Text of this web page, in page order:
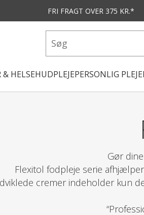
FRI FRAGT OVER 375 KR.*
HELSEHUDPLEJEPERSONLIG PLEJE
Gør
Flexitol fodpleje serie
cremer indeholder kun